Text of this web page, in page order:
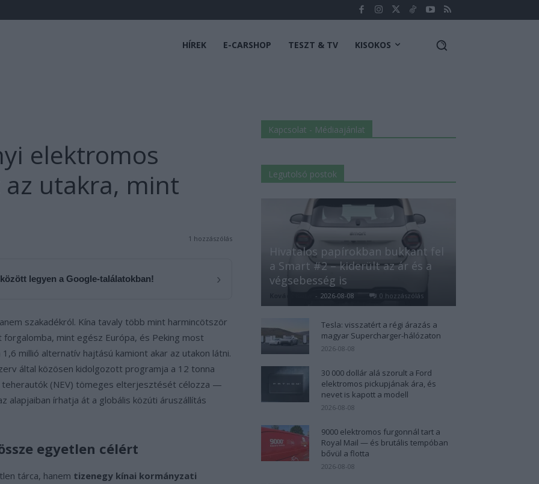
HÍREK E-CARSHOP TESZT & TV KISOKOS
elektromos
utakra, mint
1 hozzászólás
legyen a Google-találatokban! ›
szakadékról. Kína tavaly több mint harmincötször
mint egész Európa, és Peking most
millió alternatív hajtású kamiont akar az utakon látni.
által közösen kidolgozott programja a 12 tonna
(NEV) tömeges elterjesztését célozza —
alapjaiban írhatja át a globális közúti áruszállítás
egyetlen célért
tárca, hanem tizenegy kínai kormányzati
Kapcsolat - Médiaajánlat
Legutolsó postok
Hivatalos papírokban bukkant fel
a Smart #2 – kiderült az ár és a
végsebesség is
- 2026-08-08 0 hozzászólás
Tesla: visszatért a régi árazás a
magyar Supercharger-hálózaton
2026-08-08
30 000 dollár alá szorult a Ford
elektromos pickupjának ára, és
nevet is kapott a modell
2026-08-08
9000 elektromos furgonnál tart a
Royal Mail — és brutális tempóban
bővül a flotta
2026-08-08